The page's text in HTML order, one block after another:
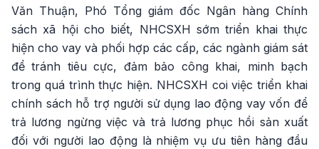
Văn Thuận, Phó Tổng giám đốc Ngân hàng Chính
sách xã hội cho biết, NHCSXH sớm triển khai thực
hiện cho vay và phối hợp các cấp, các ngành giám sát
để tránh tiêu cực, đảm bảo công khai, minh bạch
trong quá trình thực hiện. NHCSXH coi việc triển khai
chính sách hỗ trợ người sử dụng lao động vay vốn để
trả lương ngừng việc và trả lương phục hồi sản xuất
đối với người lao động là nhiệm vụ ưu tiên hàng đầu